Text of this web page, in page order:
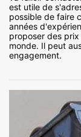
est utile de
possible de faire
années
proposer des
monde. Il peut
engagement.